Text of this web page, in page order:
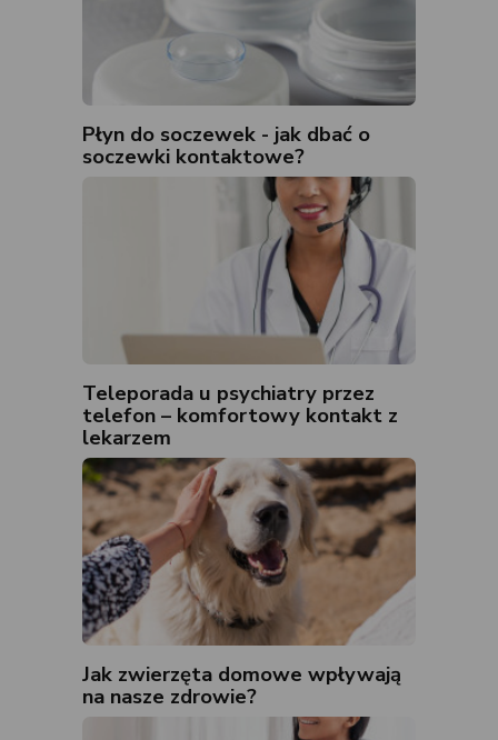
Płyn do soczewek - jak dbać o
soczewki kontaktowe?
Teleporada u psychiatry przez
telefon – komfortowy kontakt z
lekarzem
Jak zwierzęta domowe wpływają
na nasze zdrowie?